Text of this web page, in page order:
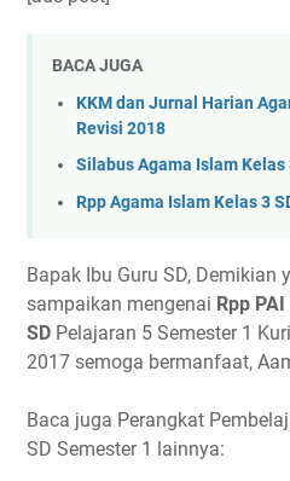
BACA JUGA
KKM dan Jurnal Harian
Revisi 2018
Silabus Agama Islam Kelas
Rpp Agama Islam Kelas 3
Bapak Ibu Guru SD, Demikian
sampaikan mengenai Rpp
SD Pelajaran 5 Semester 1
2017 semoga bermanfaat,
Baca juga Perangkat
SD Semester 1 lainnya: